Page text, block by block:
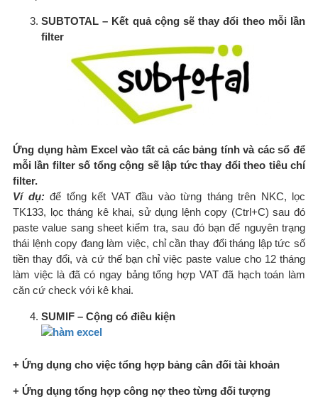
SUBTOTAL – Kết quả cộng sẽ thay đổi theo mỗi lần
filter
Ứng dụng hàm Excel vào tất cả các bảng tính và các sổ để
mỗi lần filter số tổng cộng sẽ lập tức thay đổi theo tiêu chí
filter.
Ví dụ:để tổng kết VAT đầu vào từng tháng trên NKC, lọc
TK133, lọc tháng kê khai, sử dụng lệnh copy (Ctrl+C) sau đó
paste value sang sheet kiểm tra, sau đó bạn để nguyên trạng
thái lệnh copy đang làm việc, chỉ cần thay đổi tháng lập tức số
tiền thay đổi, và cứ thế bạn chỉ việc paste value cho 12 tháng
làm việc là đã có ngay bảng tổng hợp VAT đã hạch toán làm
căn cứ check với kê khai.
SUMIF – Cộng có điều kiện
+ Ứng dụng cho việc tổng hợp bảng cân đối tài khoản
+ Ứng dụng tổng hợp công nợ theo từng đối tượng